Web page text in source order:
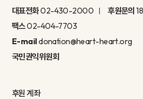
대표전화02-430-2000 후원문의
팩스02-404-7703
E-maildonation@heart-heart.org
국민권익위원회
후원 계좌